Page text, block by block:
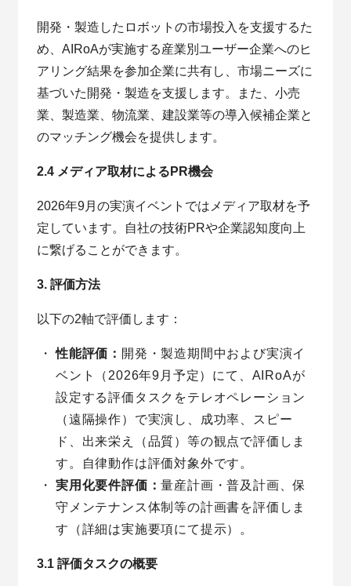
開発・製造したロボットの市場投入を支援するた
め、AIRoAが実施する産業別ユーザー企業へのヒ
アリング結果を参加企業に共有し、市場ニーズに
基づいた開発・製造を支援します。また、小売
業、製造業、物流業、建設業等の導入候補企業と
のマッチング機会を提供します。
2.4 メディア取材によるPR機会
2026年9月の実演イベントではメディア取材を予
定しています。自社の技術PRや企業認知度向上
に繋げることができます。
3. 評価方法
以下の2軸で評価します：
性能評価： 開発・製造期間中および実演イ
ベント（2026年9月予定）にて、AIRoAが
設定する評価タスクをテレオペレーション
（遠隔操作）で実演し、成功率、スピー
ド、出来栄え（品質）等の観点で評価しま
す。自律動作は評価対象外です。
実用化要件評価：量産計画・普及計画、保
守メンテナンス体制等の計画書を評価しま
す（詳細は実施要項にて提示）。
3.1 評価タスクの概要